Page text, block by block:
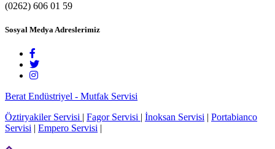
(0262) 606 01 59
Sosyal Medya Adreslerimiz
Berat Endüstriyel - Mutfak Servisi
Öztiryakiler Servisi | Fagor Servisi | İnoksan Servisi | Portabianco
Servisi | Empero Servisi |